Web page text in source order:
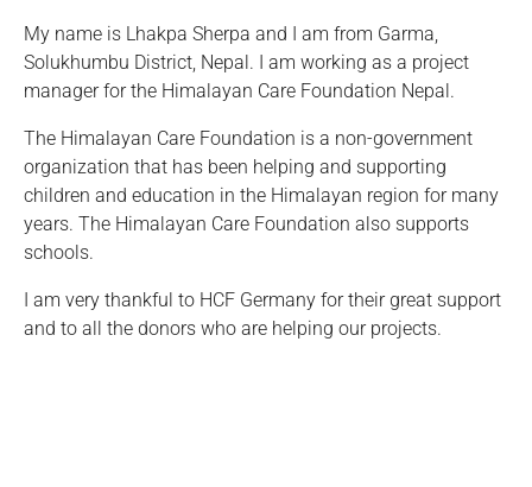
My name is Lhakpa Sherpa and I am from Garma,
Solukhumbu District, Nepal. I am working as a project
manager for the Himalayan Care Foundation Nepal.
The Himalayan Care Foundation is a non-government
organization that has been helping and supporting
children and education in the Himalayan region for many
years. The Himalayan Care Foundation also supports
schools.
I am very thankful to HCF Germany for their great support
and to all the donors who are helping our projects.